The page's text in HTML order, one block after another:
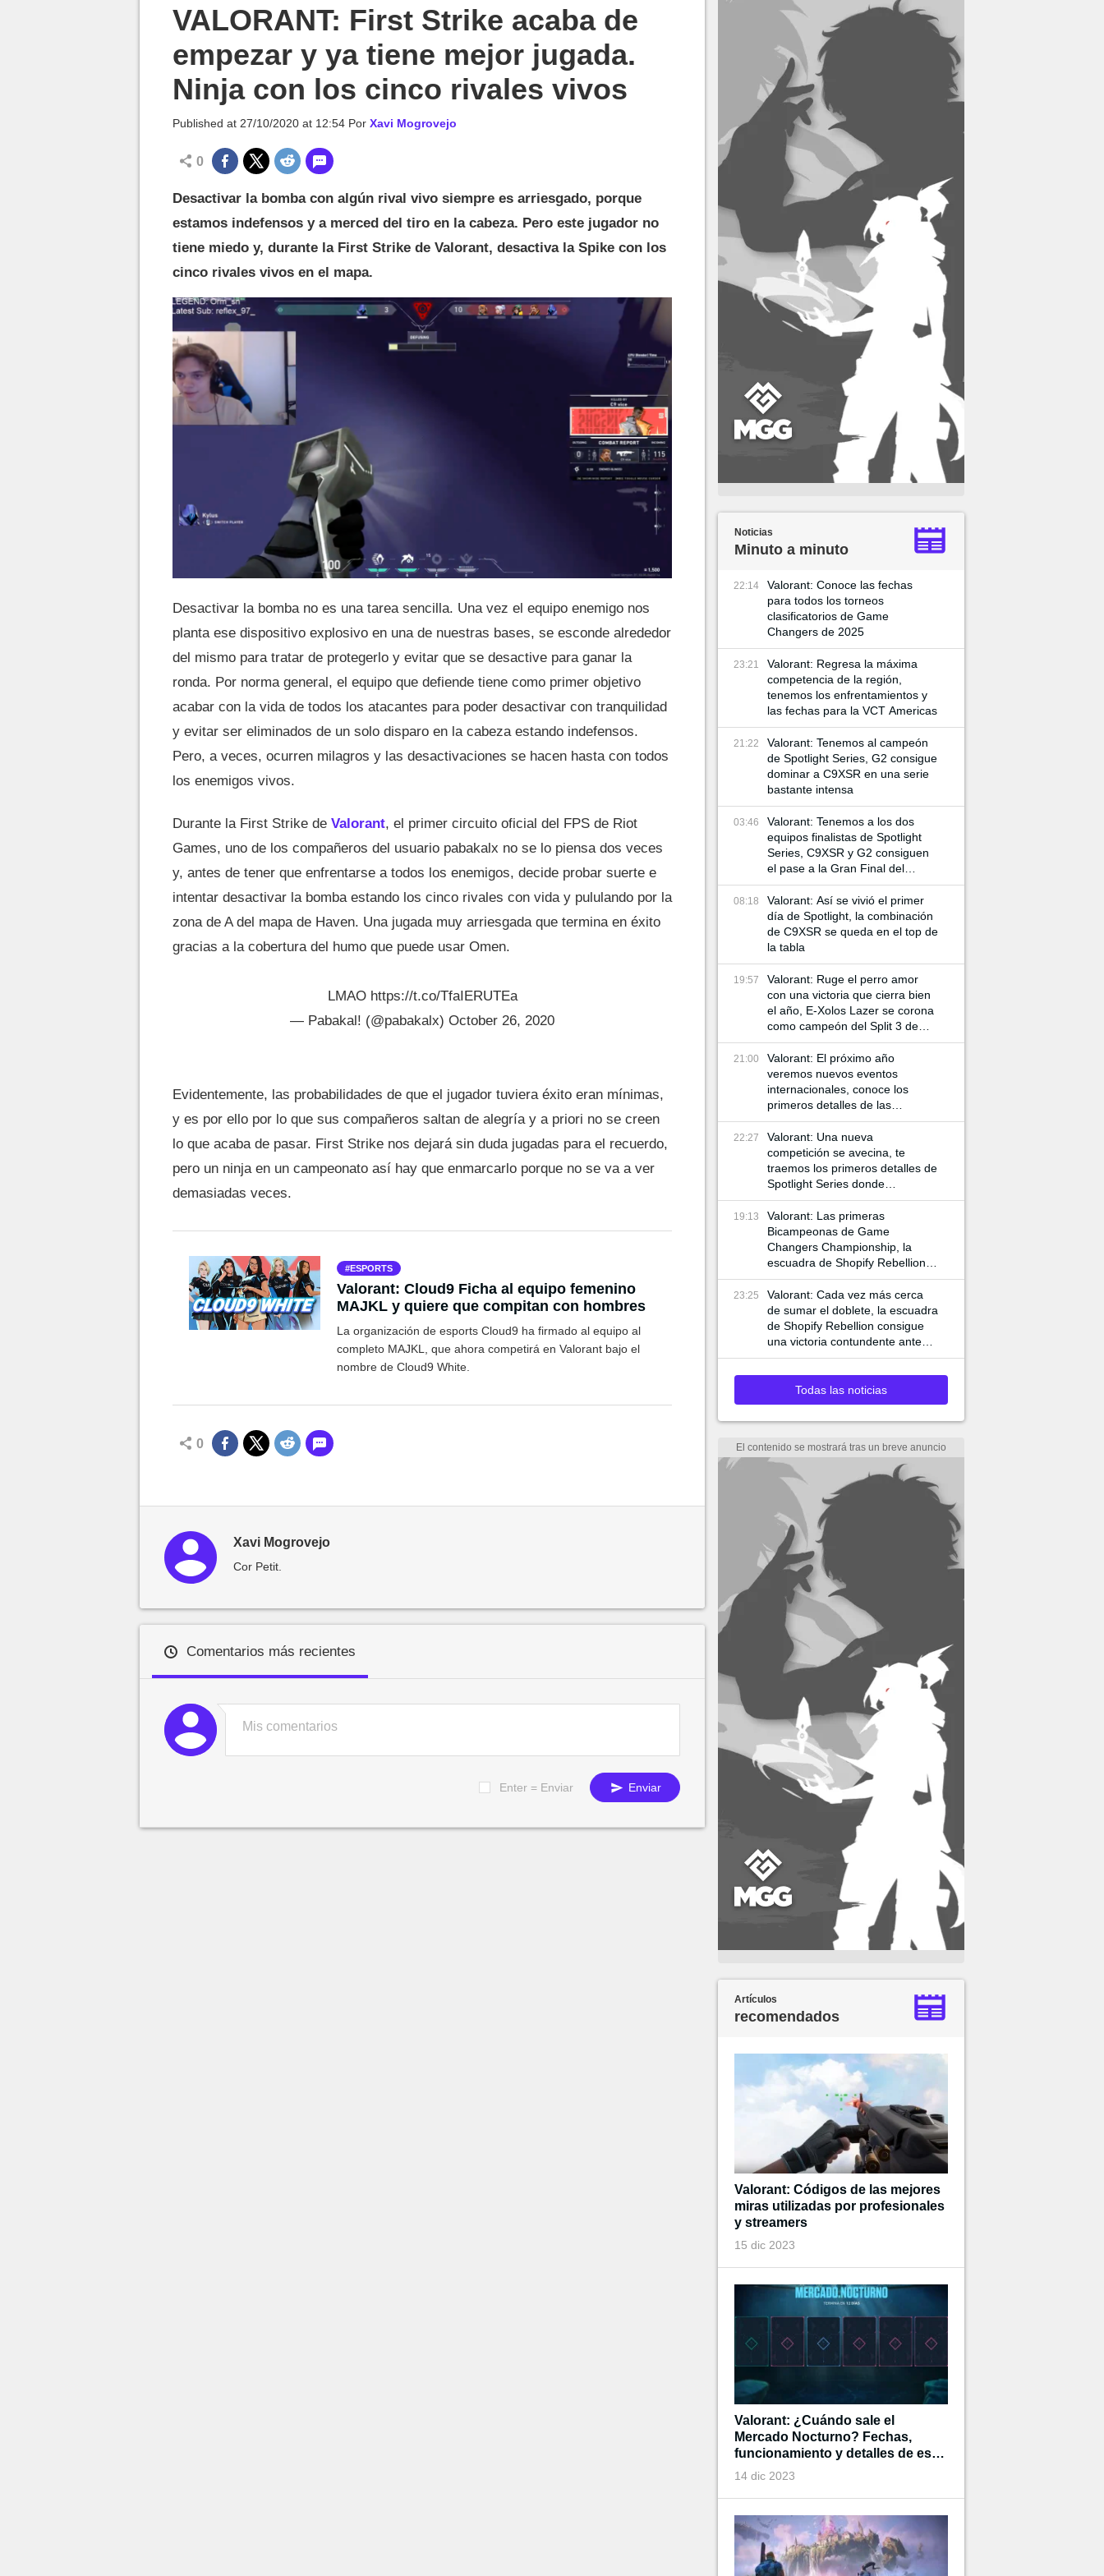
VALORANT: First Strike acaba de
empezar y ya tiene mejor jugada.
Ninja con los cinco rivales vivos
Published at 27/10/2020 at 12:54 Por Xavi Mogrovejo
0
Desactivar la bomba con algún rival vivo siempre es arriesgado, porque
estamos indefensos y a merced del tiro en la cabeza. Pero este jugador no
tiene miedo y, durante la First Strike de Valorant, desactiva la Spike con los
cinco rivales vivos en el mapa.
Desactivar la bomba no es una tarea sencilla. Una vez el equipo enemigo nos
planta ese dispositivo explosivo en una de nuestras bases, se esconde alrededor
del mismo para tratar de protegerlo y evitar que se desactive para ganar la
ronda. Por norma general, el equipo que defiende tiene como primer objetivo
acabar con la vida de todos los atacantes para poder desactivar con tranquilidad
y evitar ser eliminados de un solo disparo en la cabeza estando indefensos.
Pero, a veces, ocurren milagros y las desactivaciones se hacen hasta con todos
los enemigos vivos.
Durante la First Strike de Valorant, el primer circuito oficial del FPS de Riot
Games, uno de los compañeros del usuario pabakalx no se lo piensa dos veces
y, antes de tener que enfrentarse a todos los enemigos, decide probar suerte e
intentar desactivar la bomba estando los cinco rivales con vida y pululando por la
zona de A del mapa de Haven. Una jugada muy arriesgada que termina en éxito
gracias a la cobertura del humo que puede usar Omen.
LMAO https://t.co/TfaIERUTEa
— Pabakal! (@pabakalx) October 26, 2020
Evidentemente, las probabilidades de que el jugador tuviera éxito eran mínimas,
y es por ello por lo que sus compañeros saltan de alegría y a priori no se creen
lo que acaba de pasar. First Strike nos dejará sin duda jugadas para el recuerdo,
pero un ninja en un campeonato así hay que enmarcarlo porque no se va a ver
demasiadas veces.
ESPORTS
Valorant: Cloud9 Ficha al equipo femenino
MAJKL y quiere que compitan con hombres
La organización de esports Cloud9 ha firmado al equipo al
completo MAJKL, que ahora competirá en Valorant bajo el
nombre de Cloud9 White.
0
Xavi Mogrovejo
Cor Petit.
Comentarios más recientes
Enter = Enviar Enviar
Noticias
Minuto a minuto
22:14
Valorant: Conoce las fechas
para todos los torneos
clasificatorios de Game
Changers de 2025
23:21
Valorant: Regresa la máxima
competencia de la región,
tenemos los enfrentamientos y
las fechas para la VCT Americas
21:22
Valorant: Tenemos al campeón
de Spotlight Series, G2 consigue
dominar a C9XSR en una serie
bastante intensa
03:46
Valorant: Tenemos a los dos
equipos finalistas de Spotlight
Series, C9XSR y G2 consiguen
el pase a la Gran Final del
torneo
08:18
Valorant: Así se vivió el primer
día de Spotlight, la combinación
de C9XSR se queda en el top de
la tabla
19:57
Valorant: Ruge el perro amor
con una victoria que cierra bien
el año, E-Xolos Lazer se corona
como campeón del Split 3 de
VCL Norte
21:00
Valorant: El próximo año
veremos nuevos eventos
internacionales, conoce los
primeros detalles de las
siguientes competencias
internacionales de VCT
22:27
Valorant: Una nueva
competición se avecina, te
traemos los primeros detalles de
Spotlight Series donde
jugadores de VCT y Game
Changers participan
19:13
Valorant: Las primeras
Bicampeonas de Game
Changers Championship, la
escuadra de Shopify Rebellion
consigue llevarse la final 3-0
ante MIBR para alzar la copa
23:25
Valorant: Cada vez más cerca
de sumar el doblete, la escuadra
de Shopify Rebellion consigue
una victoria contundente ante
G2 para asegurar el pase a la
final
Todas las noticias
Artículos
recomendados
Valorant: Códigos de las mejores
miras utilizadas por profesionales
y streamers
15 dic 2023
Valorant: ¿Cuándo sale el
Mercado Nocturno? Fechas,
funcionamiento y detalles de esta
tienda de tiempo limitado
14 dic 2023